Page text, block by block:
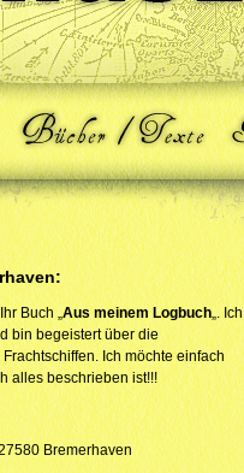
Buch „Aus meinem Logbuch„. Ich
bin begeistert über die
Ich möchte einfach
alles beschrieben ist!!!
Bremerhaven